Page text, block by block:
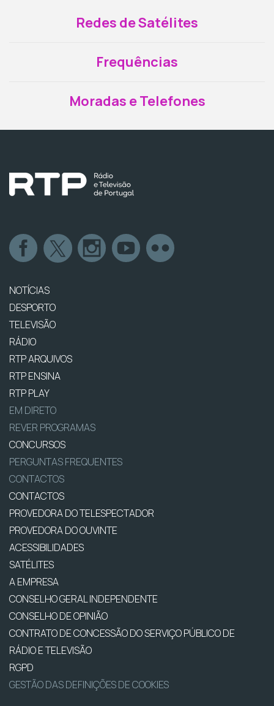
Redes de Satélites
Frequências
Moradas e Telefones
NOTÍCIAS
DESPORTO
TELEVISÃO
RÁDIO
RTP ARQUIVOS
RTP ENSINA
RTP PLAY
EM DIRETO
REVER PROGRAMAS
CONCURSOS
PERGUNTAS FREQUENTES
CONTACTOS
CONTACTOS
PROVEDORA DO TELESPECTADOR
PROVEDORA DO OUVINTE
ACESSIBILIDADES
SATÉLITES
A EMPRESA
CONSELHO GERAL INDEPENDENTE
CONSELHO DE OPINIÃO
CONTRATO DE CONCESSÃO DO SERVIÇO PÚBLICO DE
RÁDIO E TELEVISÃO
RGPD
GESTÃO DAS DEFINIÇÕES DE COOKIES